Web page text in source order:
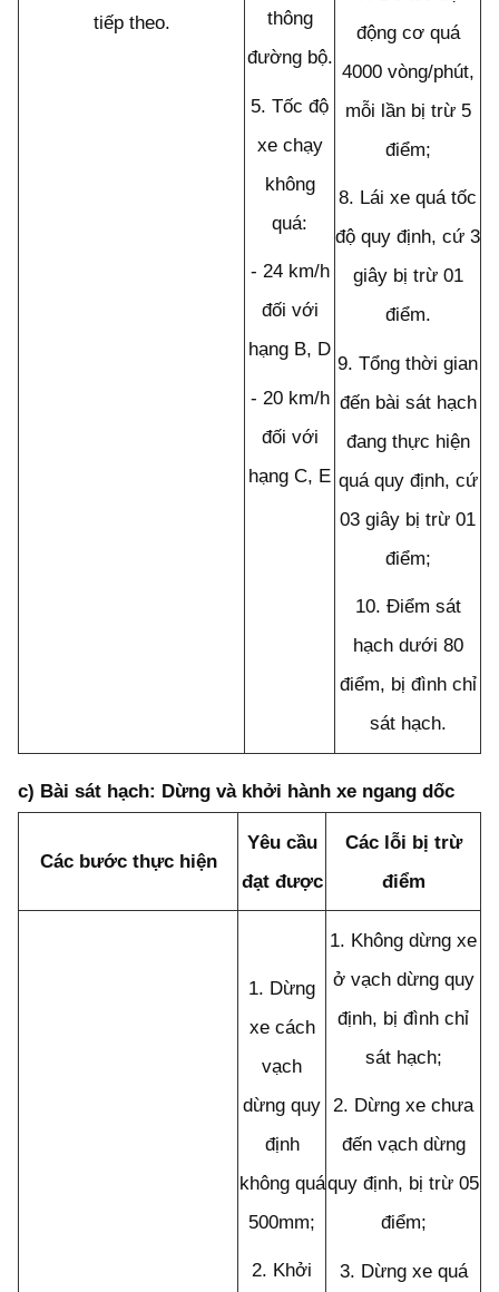
tiếp theo.
thông
đường bộ.
5. Tốc độ
xe chạy
không
quá:
- 24 km/h
đối với
hạng B, D
- 20 km/h
đối với
hạng C, E
động cơ quá
4000 vòng/phút,
mỗi lần bị trừ 5
điểm;
8. Lái xe quá tốc
độ quy định, cứ 3
giây bị trừ 01
điểm.
9. Tổng thời gian
đến bài sát hạch
đang thực hiện
quá quy định, cứ
03 giây bị trừ 01
điểm;
10. Điểm sát
hạch dưới 80
điểm, bị đình chỉ
sát hạch.
c) Bài sát hạch: Dừng và khởi hành xe ngang dốc
Các bước thực hiện
Yêu cầu
đạt được
Các lỗi bị trừ
điểm
1. Dừng
xe cách
vạch
dừng quy
định
không quá
500mm;
2. Khởi
1. Không dừng xe
ở vạch dừng quy
định, bị đình chỉ
sát hạch;
2. Dừng xe chưa
đến vạch dừng
quy định, bị trừ 05
điểm;
3. Dừng xe quá